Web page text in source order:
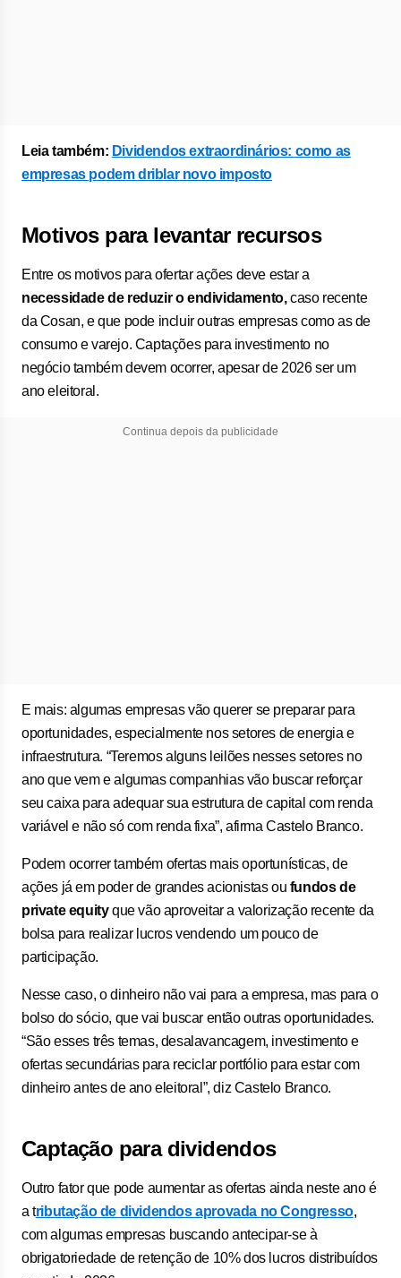
Leia também: Dividendos extraordinários: como as
empresas podem driblar novo imposto
Motivos para levantar recursos
Entre os motivos para ofertar ações deve estar a
necessidade de reduzir o endividamento,caso recente
da Cosan, e que pode incluir outras empresas como as de
consumo e varejo. Captações para investimento no
negócio também devem ocorrer, apesar de 2026 ser um
ano eleitoral.
Continua depois da publicidade
E mais: algumas empresas vão querer se preparar para
oportunidades, especialmente nos setores de energia e
infraestrutura. “Teremos alguns leilões nesses setores no
ano que vem e algumas companhias vão buscar reforçar
seu caixa para adequar sua estrutura de capital com renda
variável e não só com renda fixa”, afirma Castelo Branco.
Podem ocorrer também ofertas mais oportunísticas, de
ações já em poder de grandes acionistas ou fundos de
private equityque vão aproveitar a valorização recente da
bolsa para realizar lucros vendendo um pouco de
participação.
Nesse caso, o dinheiro não vai para a empresa, mas para o
bolso do sócio, que vai buscar então outras oportunidades.
“São esses três temas, desalavancagem, investimento e
ofertas secundárias para reciclar portfólio para estar com
dinheiro antes de ano eleitoral”, diz Castelo Branco.
Captação para dividendos
Outro fator que pode aumentar as ofertas ainda neste ano é
a tributação de dividendos aprovada no Congresso,
com algumas empresas buscando antecipar-se à
obrigatoriedade de retenção de 10% dos lucros distribuídos